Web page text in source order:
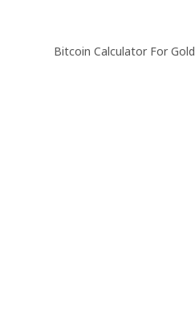
Bitcoin Calculator For Gold